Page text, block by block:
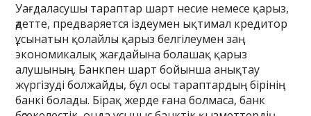
Уағдаласушы тараптар шарт несие немесе қарыз,
әдетте, предваряется іздеумен ықтимал кредитор
ұсынатын қолайлы қарыз белгілеумен заң
экономикалық жағдайына болашақ қарыз
алушының. Банкпен шарт бойынша анықтау
жүргізуді болжайды, бұл осы тараптардың бірінің
банкі болады. Бірақ жерде ғана болмаса, банк